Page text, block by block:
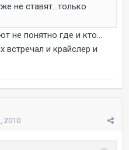
не ставят...только
не понятно где и кто...
встречал и крайслер и
2010